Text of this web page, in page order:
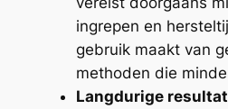
ingrepen en
gebruik maakt van
methoden die
Langdurige